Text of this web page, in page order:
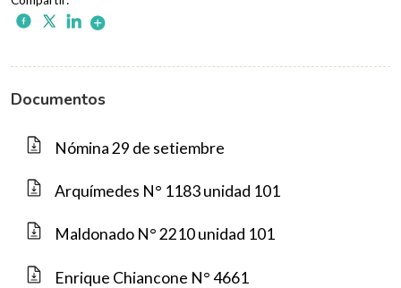
Documentos
Nómina 29 de setiembre
Arquímedes N° 1183 unidad 101
Maldonado N° 2210 unidad 101
Enrique Chiancone N° 4661